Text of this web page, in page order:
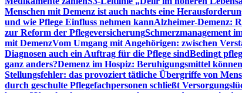
Menschen mit Demenz ist auch nachts eine
und wie Pflege Einfluss nehmen kannAlzheimer-Demenz:
zur Reform der PflegeversicherungSchmerzmanagement
mit DemenzVom Umgang mit Angehörigen: zwischen
Diagnosen auch ein Auftrag für die Pflege sindBedingt
ganz anders?Demenz im Hospiz: Beruhigungsmittel
Stellungsfehler: das provoziert tätliche Übergriffe von
durch geschulte Pflegefachpersonen schließt